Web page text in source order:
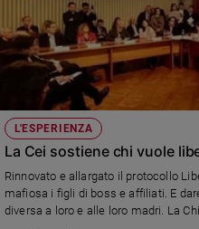
L'ESPERIENZA
La Cei sostiene chi vuole
Rinnovato e allargato il protocollo
mafiosa i figli di boss e affiliati. E
diversa a loro e alle loro madri. La